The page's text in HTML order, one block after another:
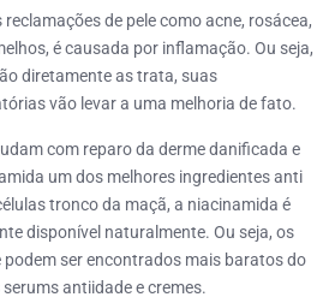
de pele como acne, rosácea,
é causada por inflamação. Ou seja,
diretamente as trata, suas
vão levar a uma melhoria de fato.
com reparo da derme danificada e
um dos melhores ingredientes anti
tronco da maçã, a niacinamida é
disponível naturalmente. Ou seja, os
podem ser encontrados mais baratos do
antiidade e cremes.